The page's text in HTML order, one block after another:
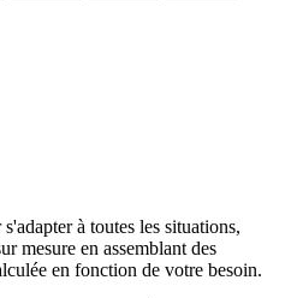
à toutes les situations,
mesure en assemblant des
en fonction de votre besoin.